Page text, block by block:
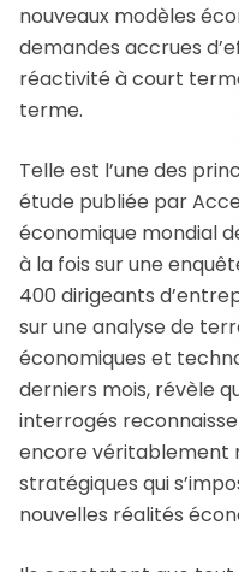
nouveaux modèles
demandes accrues
réactivité à court
terme.
Telle est l’une des
étude publiée par
économique mondial
à la fois sur une
400 dirigeants
sur une analyse de
économiques et
derniers mois, révèle
interrogés
encore véritablement
stratégiques qui
nouvelles réalités